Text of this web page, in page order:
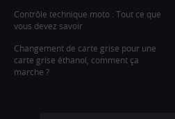
Contrôle technique moto : Tout ce que
vous devez savoir
Changement de carte grise pour une
carte grise éthanol, comment ça
marche ?